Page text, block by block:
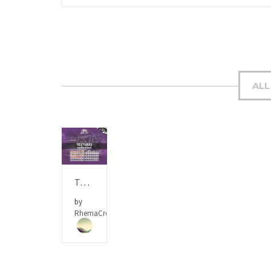
AÑADIR AL PEDIDO
ITEM
PRICE:
Textures Collection – [iglesia.local]
by
RhemaCreativa.com